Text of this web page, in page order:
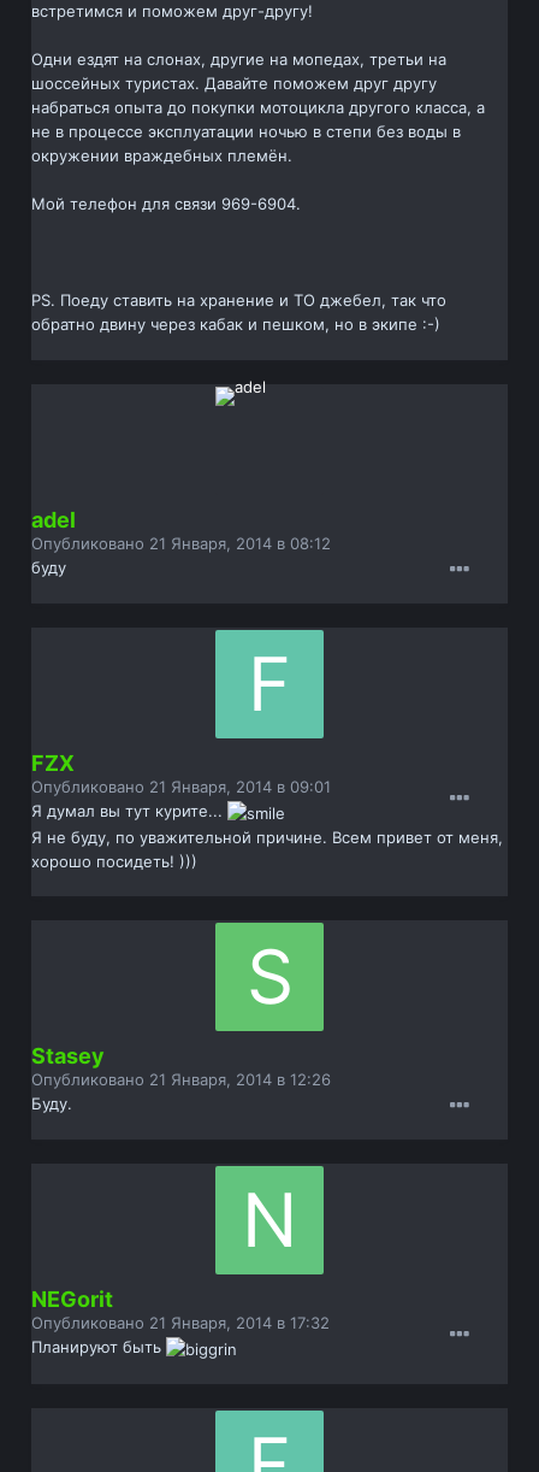
встретимся и поможем друг-другу!
Одни ездят на слонах, другие на мопедах, третьи на
шоссейных туристах. Давайте поможем друг другу
набраться опыта до покупки мотоцикла другого класса, а
не в процессе эксплуатации ночью в степи без воды в
окружении враждебных племён.
Мой телефон для связи 969-6904.
PS. Поеду ставить на хранение и ТО джебел, так что
обратно двину через кабак и пешком, но в экипе :-)
adel
Опубликовано 21 Января, 2014 в 08:12
буду
FZX
Опубликовано 21 Января, 2014 в 09:01
Я думал вы тут курите...
Я не буду, по уважительной причине. Всем привет от меня,
хорошо посидеть! )))
Stasey
Опубликовано 21 Января, 2014 в 12:26
Буду.
NEGorit
Опубликовано 21 Января, 2014 в 17:32
Планируют быть